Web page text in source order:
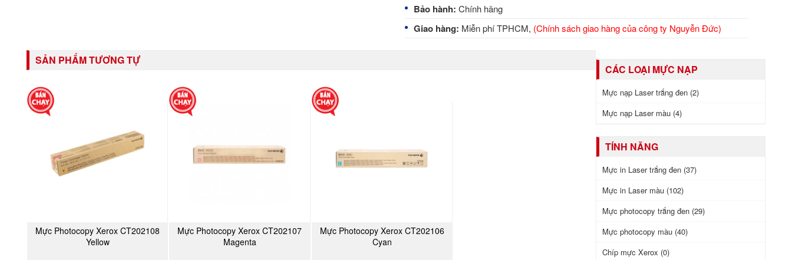
Bảo hành: Chính hãng
Giao hàng: Miễn phí TPHCM, (Chính sách giao hàng của công ty Nguyễn Đức)
SẢN PHẨM TƯƠNG TỰ
Mực Photocopy Xerox CT202108
Yellow
MUA NGAY
Mực Photocopy Xerox CT202107
Magenta
MUA NGAY
Mực Photocopy Xerox CT202106
Cyan
MUA NGAY
CÁC LOẠI MỰC NẠP
Mực nạp Laser trắng đen (2)
Mực nạp Laser màu (4)
TÍNH NĂNG
Mực in Laser trắng đen (37)
Mực in Laser màu (102)
Mực photocopy trắng đen (29)
Mực photocopy màu (40)
Chíp mực Xerox (0)